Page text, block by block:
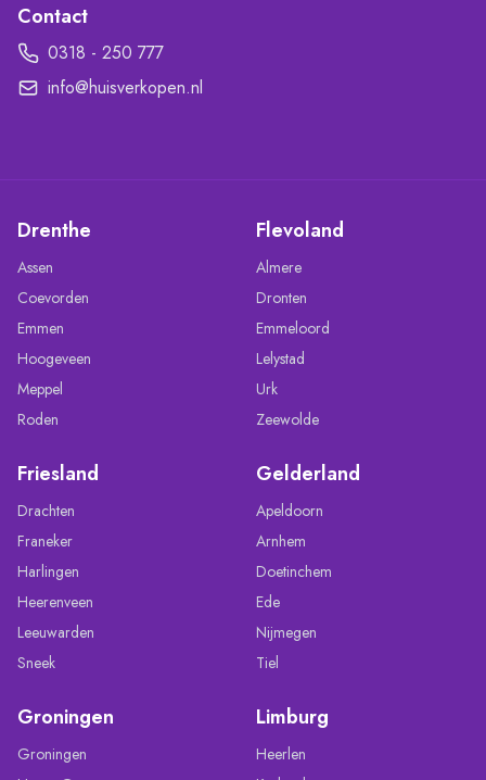
Contact
0318 - 250 777
info@huisverkopen.nl
Drenthe
Assen
Coevorden
Emmen
Hoogeveen
Meppel
Roden
Flevoland
Almere
Dronten
Emmeloord
Lelystad
Urk
Zeewolde
Friesland
Drachten
Franeker
Harlingen
Heerenveen
Leeuwarden
Sneek
Gelderland
Apeldoorn
Arnhem
Doetinchem
Ede
Nijmegen
Tiel
Groningen
Groningen
Limburg
Heerlen